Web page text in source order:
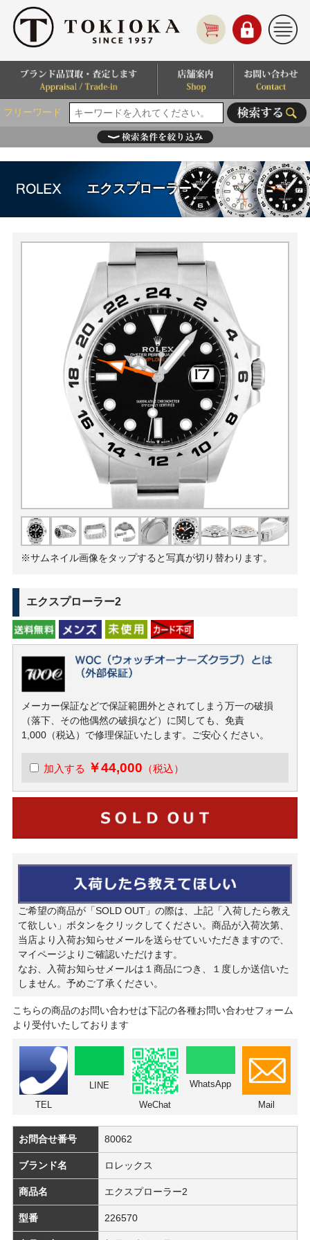
フリーワード
エクスプローラー
※サムネイル画像をタップすると写真が切り替わります。
エクスプローラー2
メーカー保証などで保証範囲外とされてしまう万一の破損
（落下、その他偶然の破損など）に関しても、免責
1,000（税込）で修理保証いたします。ご安心ください。
加入する ￥44,000 （税込）
ご希望の商品が「SOLD OUT」の際は、上記「入荷したら教え
て欲しい」ボタンをクリックしてください。商品が入荷次第、
当店より入荷お知らせメールを送らせていいただきますので、
マイページよりご確認いただけます。
なお、入荷お知らせメールは１商品につき、１度しか送信いた
しません。予めご了承ください。
こちらの商品のお問い合わせは下記の各種お問い合わせフォーム
より受付いたしております
TEL
LINE
WeChat
WhatsApp
Mail
お問合せ番号 80062
ブランド名 ロレックス
商品名 エクスプローラー2
型番 226570